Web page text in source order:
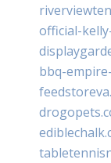
official-
bbq-